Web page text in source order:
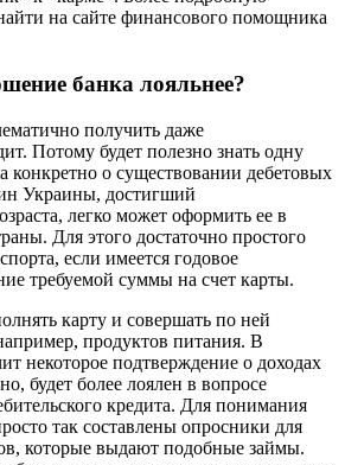
на сайте финансового помощника
банка лояльнее?
получить даже
Потому будет полезно знать одну
конкретно о существовании дебетовых
Украины, достигший
легко может оформить ее в
Для этого достаточно простого
если имеется годовое
требуемой суммы на счет карты.
карту и совершать по ней
продуктов питания. В
некоторое подтверждение о доходах
будет более лоялен в вопросе
кредита. Для понимания
так составлены опросники для
которые выдают подобные займы.